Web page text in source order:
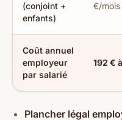
(conjoint +
enfants)
€/mois
Coût annuel
employeur
par salarié
192 €
Plancher légal